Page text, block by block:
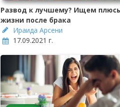
Развод к лучшему? Ищем
жизни после брака
Ираида Арсени
17.09.2021 г.